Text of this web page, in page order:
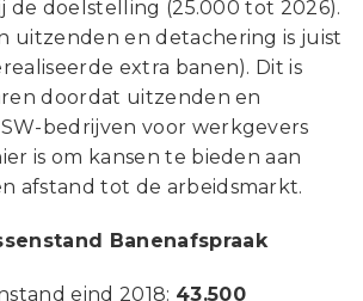
de doelstelling (25.000 tot 2026).
uitzenden en detachering is juist
extra banen). Dit is
doordat uitzenden en
bedrijven voor werkgevers
is om kansen te bieden aan
afstand tot de arbeidsmarkt.
Banenafspraak
eind 2018: 43.500